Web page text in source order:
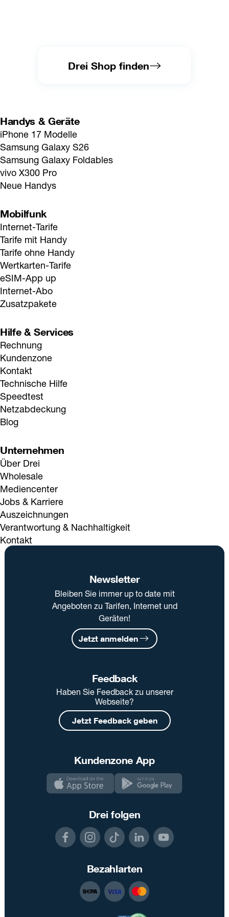
Drei Shop finden
Handys & Geräte
iPhone 17 Modelle
Samsung Galaxy S26
Samsung Galaxy Foldables
vivo X300 Pro
Neue Handys
Mobilfunk
Internet-Tarife
Tarife mit Handy
Tarife ohne Handy
Wertkarten-Tarife
eSIM-App up
Internet-Abo
Zusatzpakete
Hilfe & Services
Rechnung
Kundenzone
Kontakt
Technische Hilfe
Speedtest
Netzabdeckung
Blog
Unternehmen
Über Drei
Wholesale
Mediencenter
Jobs & Karriere
Auszeichnungen
Verantwortung & Nachhaltigkeit
Kontakt
Newsletter
Bleiben Sie immer up to date mit
Angeboten zu Tarifen, Internet und
Geräten!
Jetzt anmelden
Feedback
Haben Sie Feedback zu unserer
Webseite?
Jetzt Feedback geben
Kundenzone App
Drei folgen
Bezahlarten